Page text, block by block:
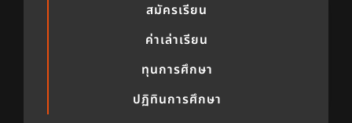
สมัครเรียน
ค่าเล่าเรียน
ทุนการศึกษา
ปฏิทินการศึกษา